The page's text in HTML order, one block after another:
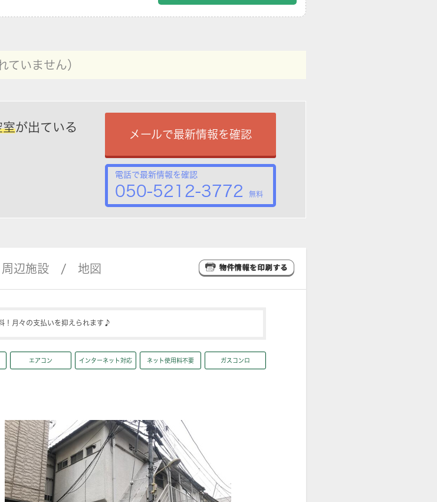
ていません）
室が出ている
メールで最新情報を確認
電話で最新情報を確認
050-5212-3772 無料
周辺施設 地図
！月々の支払いを抑えられます♪
エアコン インターネット対応 ネット使用料不要 ガスコンロ